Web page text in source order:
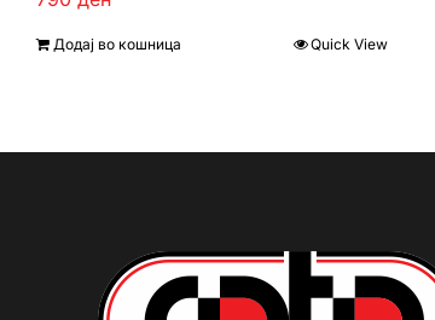
Додај во кошница Quick View